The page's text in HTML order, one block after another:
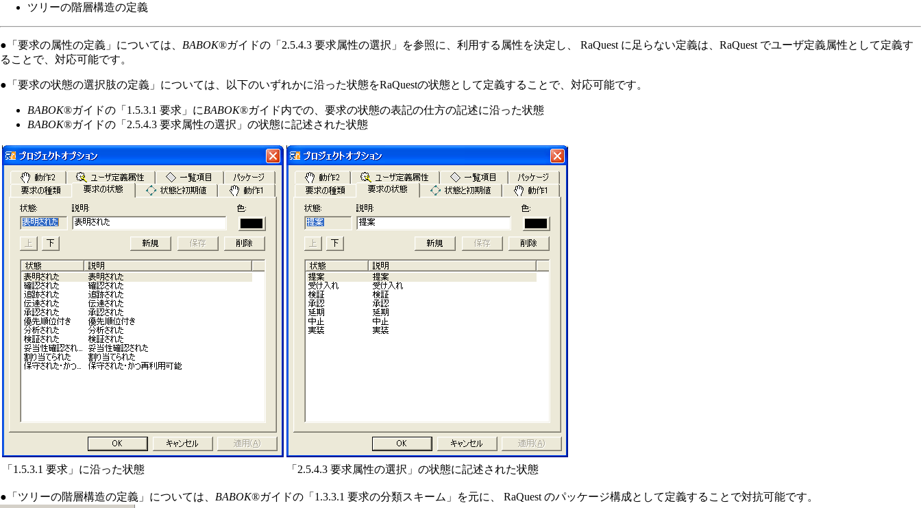
ツリーの階層構造の定義
●「要求の属性の定義」については、 BABOK®ガイドの「2.5.4.3 要求属性の選択」を参照に、利用する属性を決定し、 RaQuest に足らない定義は、RaQuest でユーザ定義属性として定義す
ることで、対応可能です。
●「要求の状態の選択肢の定義」については、以下のいずれかに沿った状態をRaQuestの状態として定義することで、対応可能です。
BABOK®ガイドの「1.5.3.1 要求」にBABOK®ガイド内での、要求の状態の表記の仕方の記述に沿った状態
BABOK®ガイドの「2.5.4.3 要求属性の選択」の状態に記述された状態
「1.5.3.1 要求」に沿った状態 「2.5.4.3 要求属性の選択」の状態に記述された状態
●「ツリーの階層構造の定義」については、 BABOK®ガイドの「1.3.3.1 要求の分類スキーム」を元に、 RaQuest のパッケージ構成として定義することで対抗可能です。